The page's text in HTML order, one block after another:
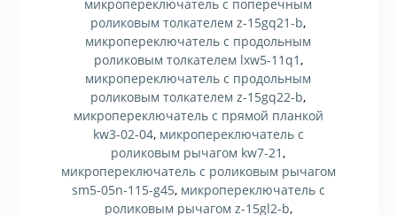
микропереключатель с поперечным
роликовым толкателем z-15gq21-b,
микропереключатель с продольным
роликовым толкателем lxw5-11q1,
микропереключатель с продольным
роликовым толкателем z-15gq22-b,
микропереключатель с прямой планкой
kw3-02-04, микропереключатель с
роликовым рычагом kw7-21,
микропереключатель с роликовым рычагом
sm5-05n-115-g45, микропереключатель с
роликовым рычагом z-15gl2-b,